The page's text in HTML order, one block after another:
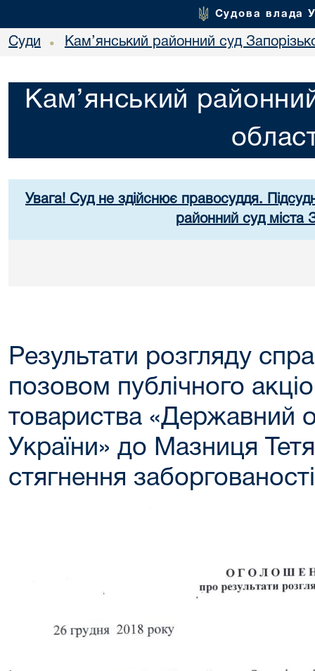
Судова влада
Суди • Кам’янський районний суд
Кам’янський
Увага! Суд не здійснює правосуддя.
районний суд міста
Результати розгляду
позовом публічного
товариства «Державний
України» до Мазниця
стягнення